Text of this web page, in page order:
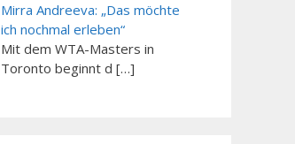
Mirra Andreeva: „Das möchte
ich nochmal erleben“
Mit dem WTA-Masters in
Toronto beginnt d […]